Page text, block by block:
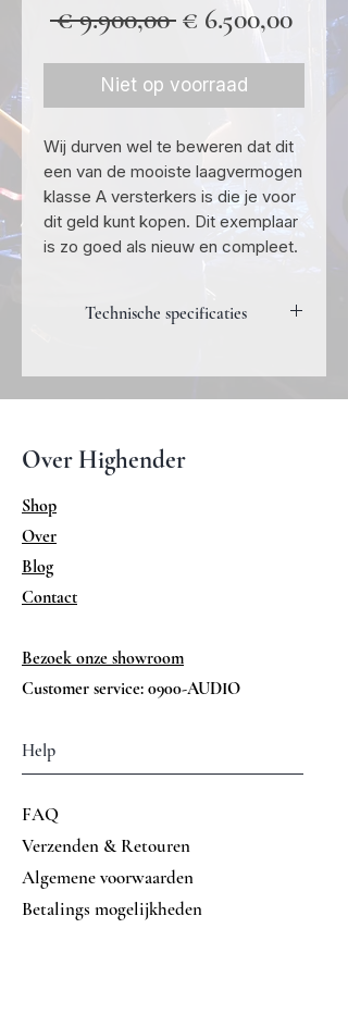
€ 9.900,00 Normale
€ 6.500,00
Niet op voorraad
Wij durven wel te beweren dat dit
een van de mooiste laagvermogen
klasse A versterkers is die je voor
dit geld kunt kopen. Dit exemplaar
is zo goed als nieuw en compleet.
Technische specificaties
versterker
Ingangen: 3 x RCA,
Over Highender
Shop
Over
Blog
Contact
Bezoek onze showroom
Customer service: 0900-AUDIO
Help
FAQ
Verzenden & Retouren
Algemene voorwaarden
Betalings mogelijkheden